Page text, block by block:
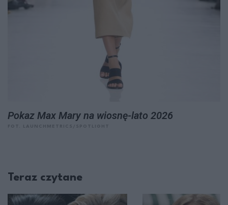
Pokaz Max Mary na wiosnę-lato 2026
Teraz czytane